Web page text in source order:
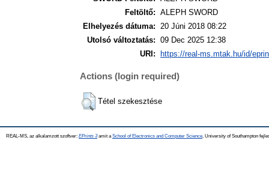
Feltöltő: ALEPH SWORD
Elhelyezés dátuma: 20 Júni 2018 08:22
Utolsó változtatás: 09 Dec 2025 12:38
URI:
https://real-ms.mtak.hu/id/
Actions (login required)
Tétel szekesztése
REAL-MS, az alkalamzott szoftver: EPrints 3amit a School of Electronics and Computer Science , University of Southampton